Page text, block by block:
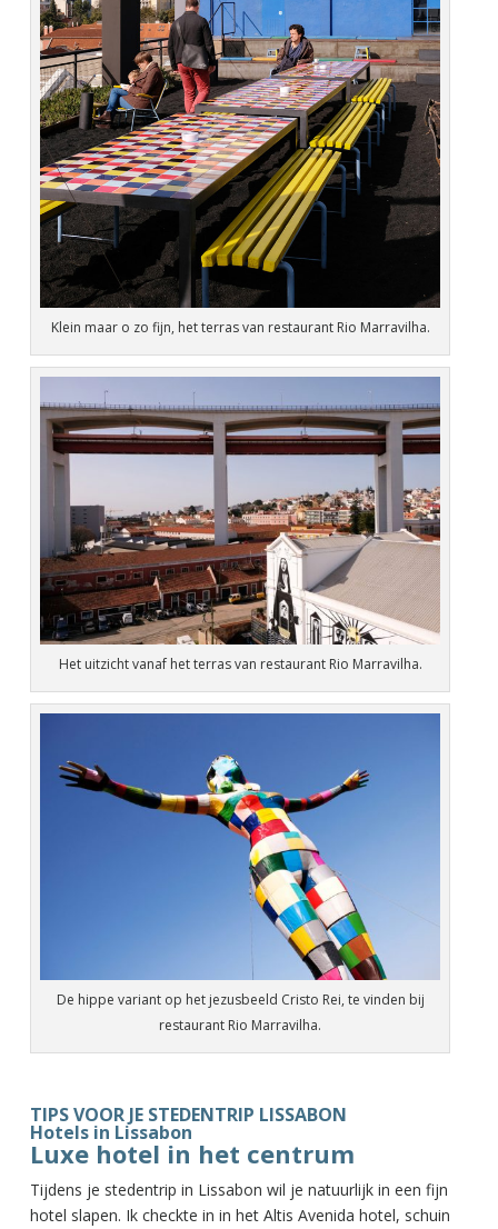
Klein maar o zo fijn, het terras van restaurant Rio Marravilha.
Het uitzicht vanaf het terras van restaurant Rio Marravilha.
De hippe variant op het jezusbeeld Cristo Rei, te vinden bij
restaurant Rio Marravilha.
TIPS VOOR JE STEDENTRIP LISSABON
Hotels in Lissabon
Luxe hotel in het centrum
Tijdens je stedentrip in Lissabon wil je natuurlijk in een fijn
hotel slapen. Ik checkte in in het Altis Avenida hotel, schuin